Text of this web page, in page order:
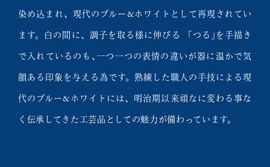
染め込まれ、現代のブルー&ホワイトとして再現されてい
ます。白の間に、調子を取る様に伸びる 「つる｣を手描き
で入れているのも､一つ一つの表情の違いが器に温かで気
韻ある印象を与える為です。熟練した職人の手技による現
代のブルー&ホワイトには、明治期以来頑なに変わる事な
く伝承してきた工芸品としての魅力が備わっています。